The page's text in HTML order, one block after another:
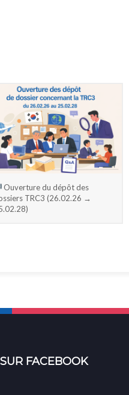
Ouverture du dépôt des
TRC3 (26.02.26 →
FACEBOOK